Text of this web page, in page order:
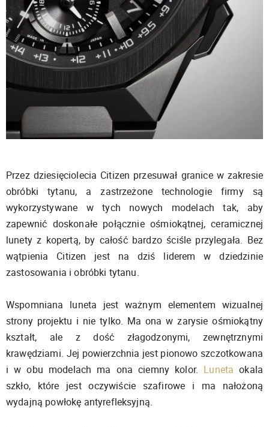
Przez dziesięciolecia Citizen przesuwał granice w zakresie
obróbki tytanu, a zastrzeżone technologie firmy są
wykorzystywane w tych nowych modelach tak, aby
zapewnić doskonałe połącznie ośmiokątnej, ceramicznej
lunety z kopertą, by całość bardzo ściśle przylegała. Bez
wątpienia Citizen jest na dziś liderem w dziedzinie
zastosowania i obróbki tytanu.
Wspomniana luneta jest ważnym elementem wizualnej
strony projektu i nie tylko. Ma ona w zarysie ośmiokątny
kształt, ale z dość złagodzonymi, zewnętrznymi
krawędziami. Jej powierzchnia jest pionowo szczotkowana
i w obu modelach ma ona ciemny kolor. Luneta okala
szkło, które jest oczywiście szafirowe i ma nałożoną
wydajną powłokę antyrefleksyjną.